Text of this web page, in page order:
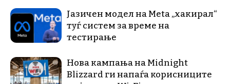
Јазичен модел на Meta „хакирал“
туѓ систем за време на
тестирање
Нова кампања на Midnight
Blizzard ги напаѓа корисниците